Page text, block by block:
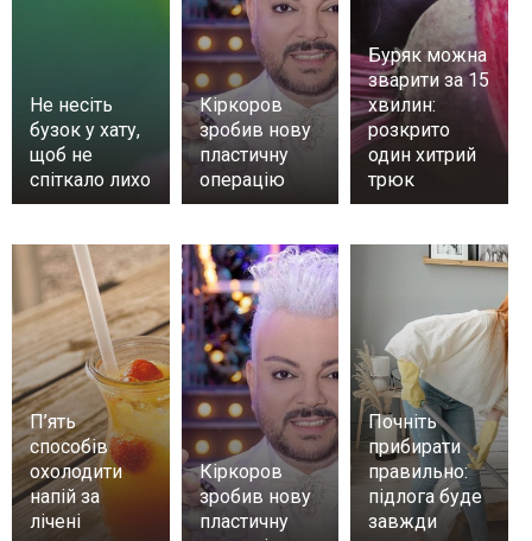
Не несіть
бузок у хату,
щоб не
спіткало лихо
Кіркоров
зробив нову
пластичну
операцію
Буряк можна
зварити за 15
хвилин:
розкрито
один хитрий
трюк
П’ять
способів
охолодити
напій за
лічені
Кіркоров
зробив нову
пластичну
Почніть
прибирати
правильно:
підлога буде
завжди